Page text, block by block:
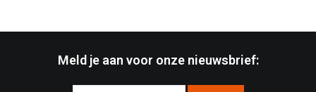
Meld je aan voor onze nieuwsbrief: